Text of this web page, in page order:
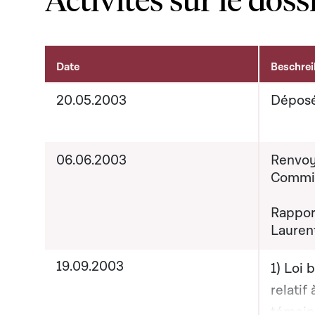
Activités sur le dossier
Date
20.05.2003
06.06.2003
19.09.2003
1) Loi
relatif